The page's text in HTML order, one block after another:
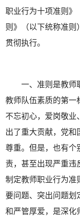
职业行为十项准则》
则》（以下统称准则
贯彻执行。
一、准则是教师
教师队伍素质的第一
不忘初心，爱岗敬业
出了重大贡献，党和
尊重。但是，也有个
责，甚至出现严重违
制定教师职业行为准
要问题、突出问题划
和严管厚爱，是深化